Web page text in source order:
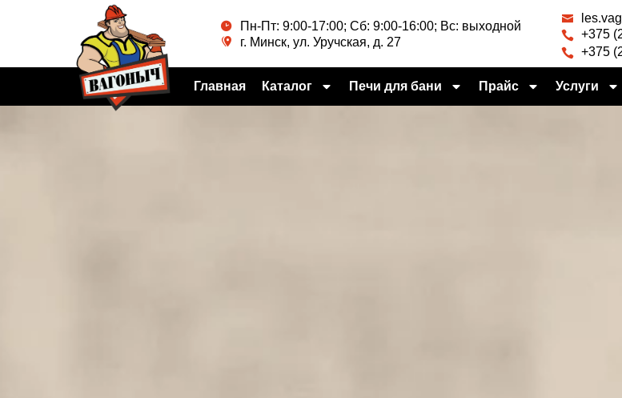
содержимому
Пн-Пт: 9:00-17:00; Сб: 9:00-16:00; Вс: выходной
г. Минск, ул. Уручская, д. 27
+375
+375
Главная Каталог Печи для бани Прайс Услуги